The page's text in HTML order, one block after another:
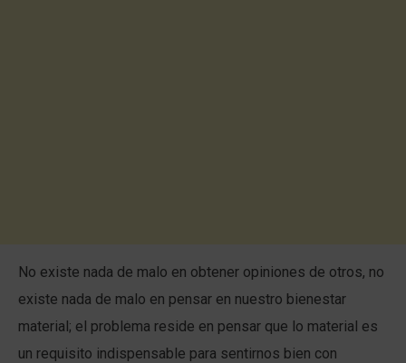
No existe nada de malo en obtener opiniones de otros, no
existe nada de malo en pensar en nuestro bienestar
material; el problema reside en pensar que lo material es
un requisito indispensable para sentirnos bien con